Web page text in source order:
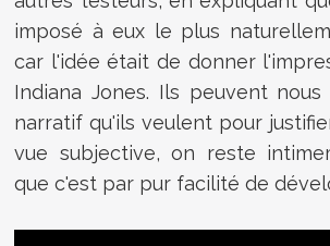
imposé à eux le plus
car l'idée était de donner
Indiana Jones. Ils peuvent
narratif qu'ils veulent pour
vue subjective, on reste
que c'est par pur facilité de